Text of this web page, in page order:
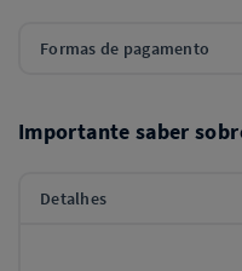
Formas de pagamento
Importante saber
Detalhes